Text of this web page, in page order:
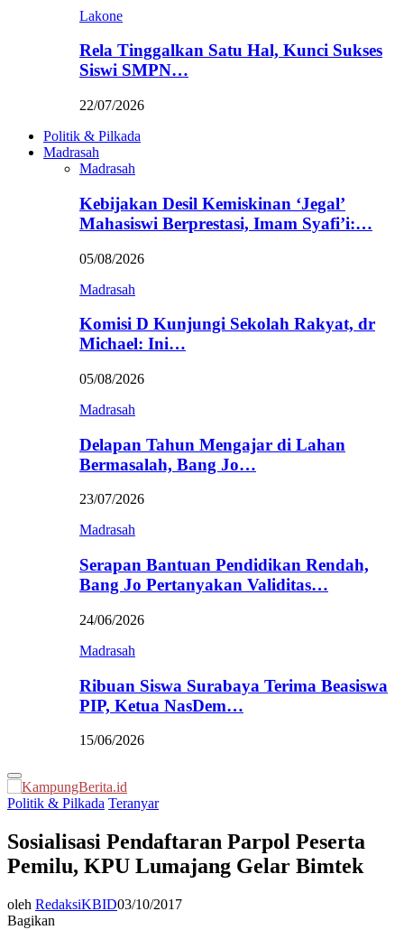
Lakone
Rela Tinggalkan Satu Hal, Kunci Sukses
Siswi SMPN…
22/07/2026
Politik & Pilkada
Madrasah
Madrasah
Kebijakan Desil Kemiskinan ‘Jegal’
Mahasiswi Berprestasi, Imam Syafi’i:…
05/08/2026
Madrasah
Komisi D Kunjungi Sekolah Rakyat, dr
Michael: Ini…
05/08/2026
Madrasah
Delapan Tahun Mengajar di Lahan
Bermasalah, Bang Jo…
23/07/2026
Madrasah
Serapan Bantuan Pendidikan Rendah,
Bang Jo Pertanyakan Validitas…
24/06/2026
Madrasah
Ribuan Siswa Surabaya Terima Beasiswa
PIP, Ketua NasDem…
15/06/2026
Primary
Menu
Politik & Pilkada Teranyar
Sosialisasi Pendaftaran Parpol Peserta
Pemilu, KPU Lumajang Gelar Bimtek
oleh RedaksiKBID03/10/2017
Bagikan